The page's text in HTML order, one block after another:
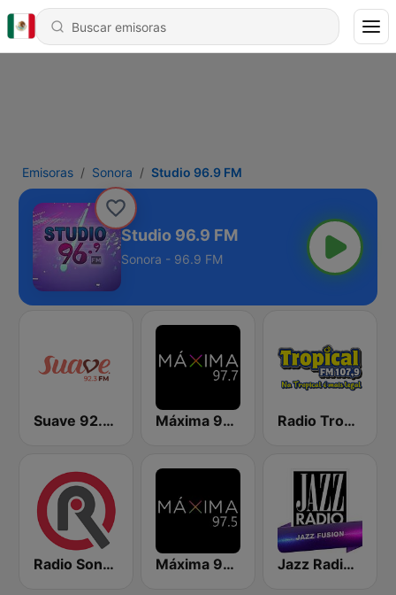
Emisoras Sonora Studio 96.9 FM
Studio 96.9 FM
Sonora - 96.9 FM
Suave 92.3 FM Hermosillo Máxima 97.7 Ciudad Obregón Radio Tropical 107.9 FM
Radio Sonora Máxima 97.5 Cancún Jazz Radio Jazz Fusion